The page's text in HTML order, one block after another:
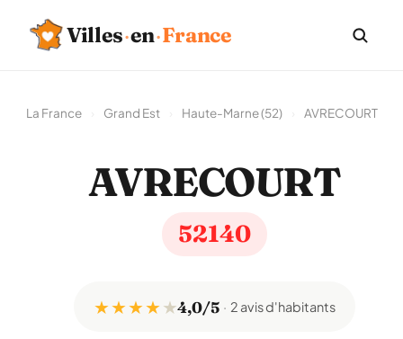
Villes·en·France
La France Grand Est Haute-Marne (52) AVRECOURT
AVRECOURT
52140
★ ★ ★ ★★4,0/5 2 avis d'habitants